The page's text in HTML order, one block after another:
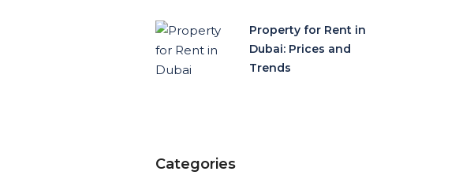
Property for Rent in
Dubai: Prices and
Trends
Categories